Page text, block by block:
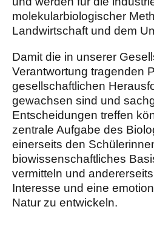
molekularbiologischer
Landwirtschaft und dem
Damit die in unserer
Verantwortung tragenden
gesellschaftlichen
gewachsen sind und
Entscheidungen treffen
zentrale Aufgabe des
einerseits den
biowissenschaftliches
vermitteln und
Interesse und eine
Natur zu entwickeln.